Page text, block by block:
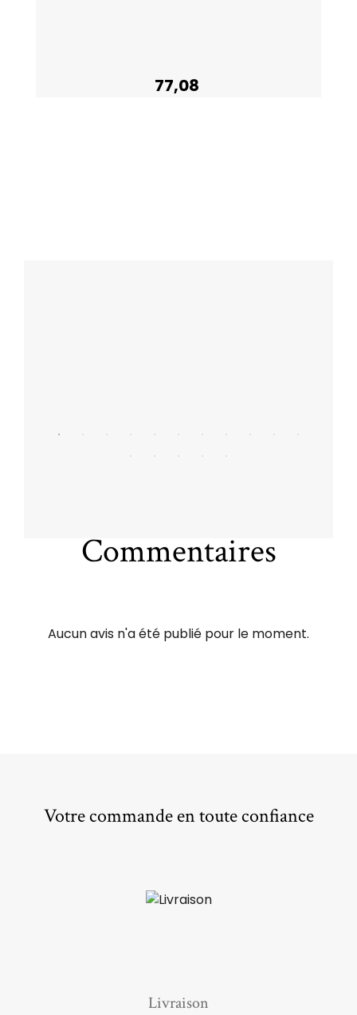
77,08
Commentaires
Aucun avis n'a été publié pour le moment.
Votre commande en toute confiance
Livraison